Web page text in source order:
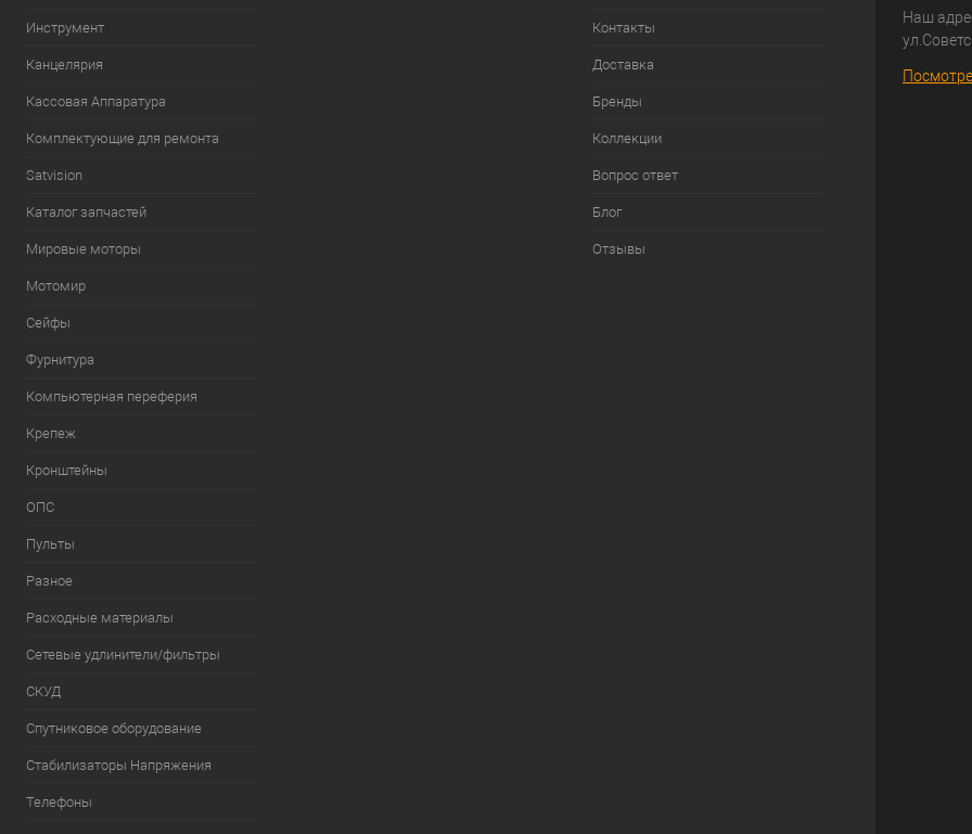
Инструмент
Канцелярия
Кассовая Аппаратура
Комплектующие для ремонта
Satvision
Каталог запчастей
Мировые моторы
Мотомир
Сейфы
Фурнитура
Компьютерная переферия
Крепеж
Кронштейны
ОПС
Пульты
Разное
Расходные материалы
Сетевые удлинители/фильтры
СКУД
Спутниковое оборудование
Стабилизаторы Напряжения
Телефоны
Контакты
Доставка
Бренды
Коллекции
Вопрос ответ
Блог
Отзывы
Наш